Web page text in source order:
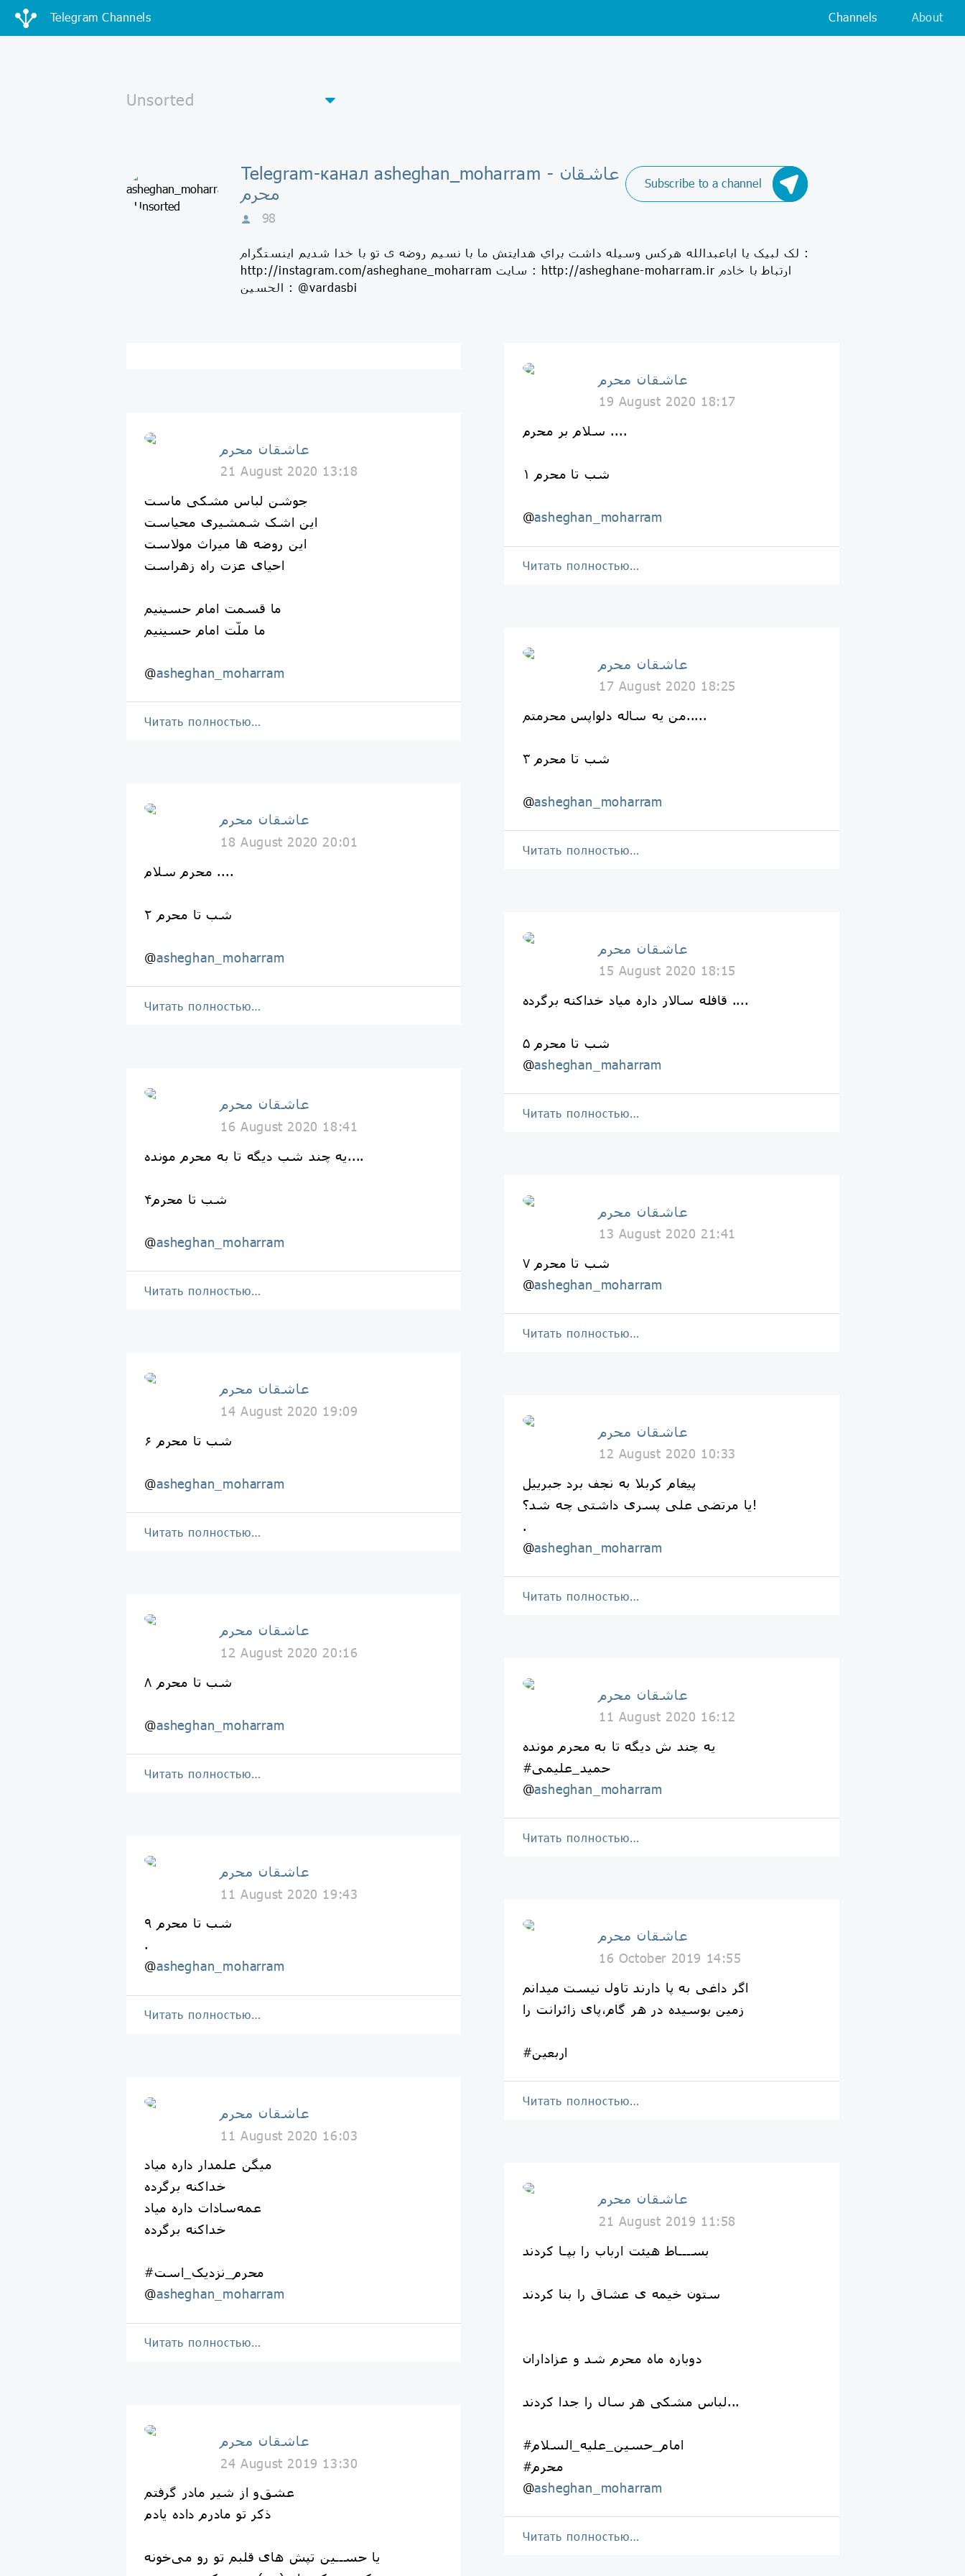
Telegram Channels Channels About
Subscribe to a channel
Telegram-канал asheghan_moharram - عاشقان
محرم
98
لک لبیک یا اباعبدالله هركس وسيله داشت براي هدايتش ما با نسيم روضه ی تو با خدا شديم اینستگرام :
http://instagram.com/asheghane_moharram سایت : http://asheghane-moharram.ir ارتباط با خادم
الحسین : @vardasbi
عاشقان محرم
21 August 2020 13:18
جوشن لباس مشکی ماست
این اشک شمشیری محیاست
این روضه ها میراث مولاست
احیای عزت راه زهراست
ما قسمت امام حسینیم
ما ملّت امام حسینیم
@asheghan_moharram
Читать полностью…
عاشقان محرم
18 August 2020 20:01
محرم سلام ....
۲ شب تا محرم
@asheghan_moharram
Читать полностью…
عاشقان محرم
16 August 2020 18:41
یه چند شب دیگه تا به محرم مونده....
۴شب تا محرم
@asheghan_moharram
Читать полностью…
عاشقان محرم
14 August 2020 19:09
۶ شب تا محرم
@asheghan_moharram
Читать полностью…
عاشقان محرم
12 August 2020 20:16
۸ شب تا محرم
@asheghan_moharram
Читать полностью…
عاشقان محرم
11 August 2020 19:43
۹ شب تا محرم
.
@asheghan_moharram
Читать полностью…
عاشقان محرم
11 August 2020 16:03
میگن علمدار داره میاد
خداکنه برگرده
عمه‌سادات داره میاد
خداکنه برگرده
#محرم_نزدیک_است
@asheghan_moharram
Читать полностью…
عاشقان محرم
24 August 2019 13:30
عشق‌و از شیر مادر گرفتم
ذکر تو مادرم داده یادم
عاشقان محرم
19 August 2020 18:17
سلام بر محرم ....
۱ شب تا محرم
@asheghan_moharram
Читать полностью…
عاشقان محرم
17 August 2020 18:25
من یه ساله دلواپس محرمتم.....
۳ شب تا محرم
@asheghan_moharram
Читать полностью…
عاشقان محرم
15 August 2020 18:15
قافله سالار داره میاد خداکنه برگرده ....
۵ شب تا محرم
@asheghan_maharram
Читать полностью…
عاشقان محرم
13 August 2020 21:41
۷ شب تا محرم
@asheghan_moharram
Читать полностью…
عاشقان محرم
12 August 2020 10:33
پیغام کربلا به نجف برد جبرییل
یا مرتضی علی پسری داشتی چه شد؟!
.
@asheghan_moharram
Читать полностью…
عاشقان محرم
11 August 2020 16:12
یه چند ش دیگه تا به محرم مونده
#حمید_علیمی
@asheghan_moharram
Читать полностью…
عاشقان محرم
16 October 2019 14:55
اگر داغی به پا دارند تاول نیست میدانم
زمین بوسیده در هر گام،پای زائرانت را
#اربعین
Читать полностью…
عاشقان محرم
21 August 2019 11:58
بســـاط هیئت ارباب را بپـا کردند
ستون خیمه ی عشاق را بنا کردند
دوباره ماه محرم شد و عزاداران
لباس مشکی هر سال را جدا کردند...
#امام_حسین_علیه_السلام
#محرم
@asheghan_moharram
Читать полностью…